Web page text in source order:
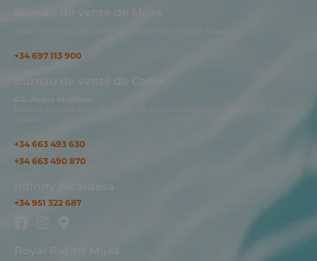
Avda. Cantábrico, s/n.29649 La Cala de Mijas, Málaga, España…
+34 697 113 900
Bureau de vente de Cadix
C.C. Acqua Alcaidesa
Local 14. Avenida de la Hacienda, s/n. 11316 La Línea de La Concepción, Cádiz,
España.
+34 663 493 630
+34 663 490 870
Infinity Alcaidesa
+34 951 322 687
Royal Palms Mijas